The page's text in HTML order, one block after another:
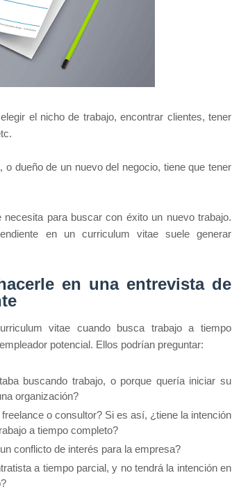
el nicho de trabajo, encontrar clientes, tener
dueño de un nuevo del negocio, tiene que tener
para buscar con éxito un nuevo trabajo.
en un curriculum vitae suele generar
en una entrevista de
vitae cuando busca trabajo a tiempo
potencial. Ellos podrían preguntar:
buscando trabajo, o porque quería iniciar su
organización?
o consultor? Si es así, ¿tiene la intención
a tiempo completo?
conflicto de interés para la empresa?
a tiempo parcial, y no tendrá la intención en